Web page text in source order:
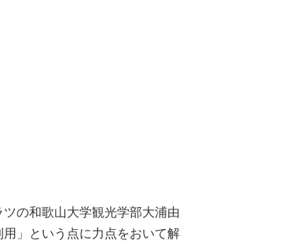
の和歌山大学観光学部大浦由
」という点に力点をおいて解